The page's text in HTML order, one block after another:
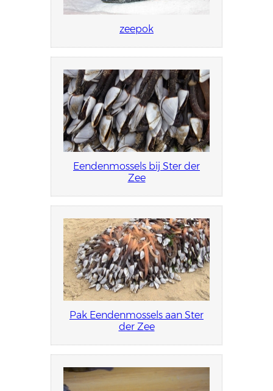
zeepok
Eendenmossels bij Ster der
Zee
Pak Eendenmossels aan Ster
der Zee